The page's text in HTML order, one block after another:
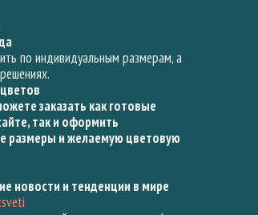
по индивидуальным размерам, а
заказать как готовые
так и оформить
размеры и желаемую цветовую
новости и тенденции в мире